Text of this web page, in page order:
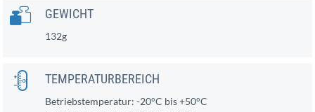
GEWICHT
132g
TEMPERATURBEREICH
Betriebstemperatur: -20°C bis +50°C